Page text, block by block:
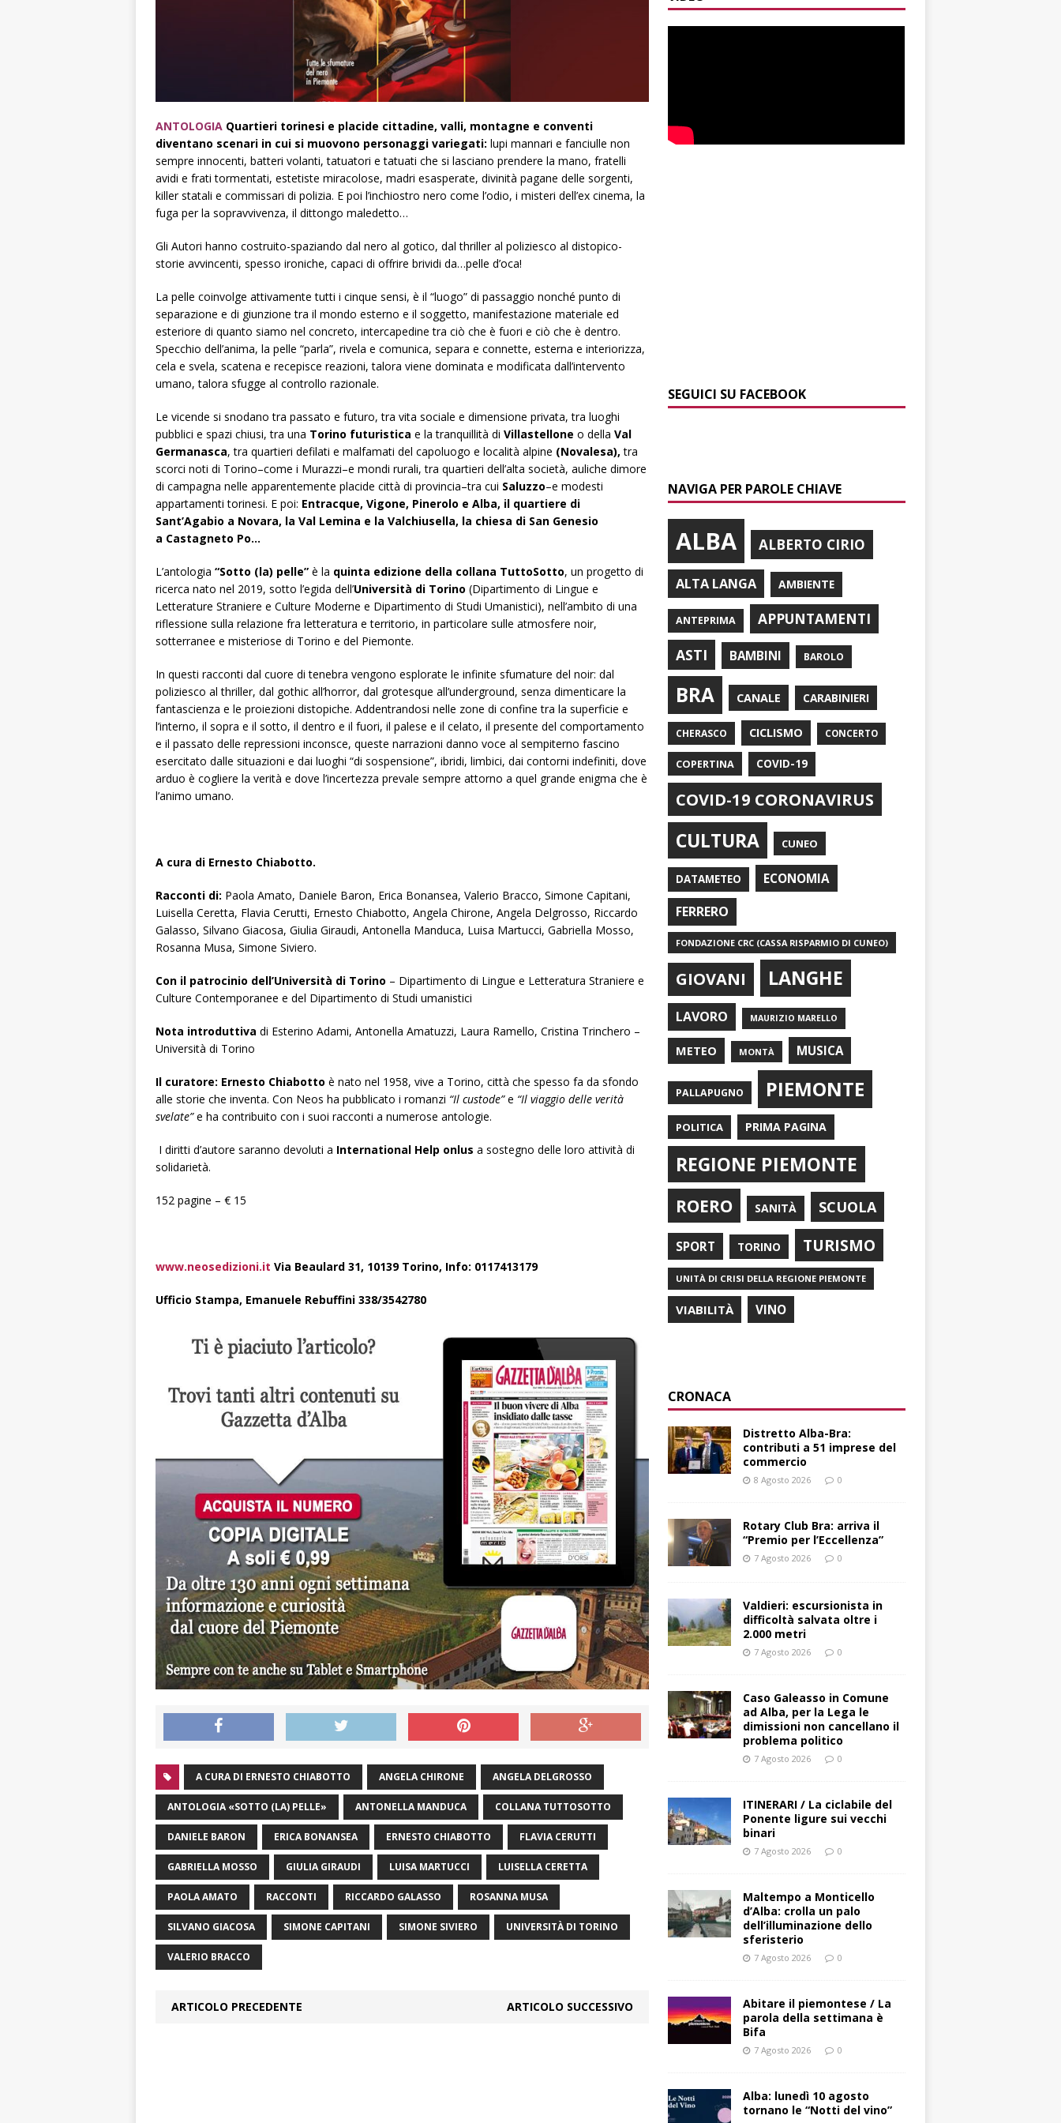
ANTOLOGIA Quartieri torinesi e placide cittadine, valli, montagne e conventi
diventano scenari in cui si muovono personaggi variegati: lupi mannari e fanciulle non
sempre innocenti, batteri volanti, tatuatori e tatuati che si lasciano prendere la mano, fratelli
avidi e frati tormentati, estetiste miracolose, madri esasperate, divinità pagane delle sorgenti,
killer statali e commissari di polizia. E poi l’inchiostro nero come l’odio, i misteri dell’ex cinema, la
fuga per la sopravvivenza, il dittongo maledetto…
Gli Autori hanno costruito-spaziando dal nero al gotico, dal thriller al poliziesco al distopico-
storie avvincenti, spesso ironiche, capaci di offrire brividi da…pelle d’oca!
La pelle coinvolge attivamente tutti i cinque sensi, è il “luogo” di passaggio nonché punto di
separazione e di giunzione tra il mondo esterno e il soggetto, manifestazione materiale ed
esteriore di quanto siamo nel concreto, intercapedine tra ciò che è fuori e ciò che è dentro.
Specchio dell’anima, la pelle “parla”, rivela e comunica, separa e connette, esterna e interiorizza,
cela e svela, scatena e recepisce reazioni, talora viene dominata e modificata dall’intervento
umano, talora sfugge al controllo razionale.
Le vicende si snodano tra passato e futuro, tra vita sociale e dimensione privata, tra luoghi
pubblici e spazi chiusi, tra una Torino futuristica e la tranquillità di Villastellone o della Val
Germanasca, tra quartieri defilati e malfamati del capoluogo e località alpine (Novalesa), tra
scorci noti di Torino–come i Murazzi–e mondi rurali, tra quartieri dell’alta società, auliche dimore
di campagna nelle apparentemente placide città di provincia–tra cui Saluzzo–e modesti
appartamenti torinesi. E poi: Entracque, Vigone, Pinerolo e Alba, il quartiere di
Sant’Agabio a Novara, la Val Lemina e la Valchiusella, la chiesa di San Genesio
a Castagneto Po…
L’antologia “Sotto (la) pelle” è la quinta edizione della collana TuttoSotto, un progetto di
ricerca nato nel 2019, sotto l’egida dell’Università di Torino (Dipartimento di Lingue e
Letterature Straniere e Culture Moderne e Dipartimento di Studi Umanistici), nell’ambito di una
riflessione sulla relazione fra letteratura e territorio, in particolare sulle atmosfere noir,
sotterranee e misteriose di Torino e del Piemonte.
In questi racconti dal cuore di tenebra vengono esplorate le infinite sfumature del noir: dal
poliziesco al thriller, dal gothic all’horror, dal grotesque all’underground, senza dimenticare la
fantascienza e le proiezioni distopiche. Addentrandosi nelle zone di confine tra la superficie e
l’interno, il sopra e il sotto, il dentro e il fuori, il palese e il celato, il presente del comportamento
e il passato delle repressioni inconsce, queste narrazioni danno voce al sempiterno fascino
esercitato dalle situazioni e dai luoghi “di sospensione”, ibridi, limbici, dai contorni indefiniti, dove
arduo è cogliere la verità e dove l’incertezza prevale sempre attorno a quel grande enigma che è
l’animo umano.
A cura di Ernesto Chiabotto.
Racconti di: Paola Amato, Daniele Baron, Erica Bonansea, Valerio Bracco, Simone Capitani,
Luisella Ceretta, Flavia Cerutti, Ernesto Chiabotto, Angela Chirone, Angela Delgrosso, Riccardo
Galasso, Silvano Giacosa, Giulia Giraudi, Antonella Manduca, Luisa Martucci, Gabriella Mosso,
Rosanna Musa, Simone Siviero.
Con il patrocinio dell’Università di Torino – Dipartimento di Lingue e Letteratura Straniere e
Culture Contemporanee e del Dipartimento di Studi umanistici
Nota introduttiva di Esterino Adami, Antonella Amatuzzi, Laura Ramello, Cristina Trinchero –
Università di Torino
Il curatore: Ernesto Chiabotto è nato nel 1958, vive a Torino, città che spesso fa da sfondo
alle storie che inventa. Con Neos ha pubblicato i romanzi “Il custode”e “Il viaggio delle verità
svelate”e ha contribuito con i suoi racconti a numerose antologie.
I diritti d’autore saranno devoluti a International Help onlus a sostegno delle loro attività di
solidarietà.
152 pagine – € 15
www.neosedizioni.it Via Beaulard 31, 10139 Torino, Info: 0117413179
Ufficio Stampa, Emanuele Rebuffini 338/3542780
A CURA DI ERNESTO CHIABOTTO ANGELA CHIRONE ANGELA DELGROSSO
ANTOLOGIA «SOTTO (LA) PELLE» ANTONELLA MANDUCA COLLANA TUTTOSOTTO
DANIELE BARON ERICA BONANSEA ERNESTO CHIABOTTO FLAVIA CERUTTI
GABRIELLA MOSSO GIULIA GIRAUDI LUISA MARTUCCI LUISELLA CERETTA
PAOLA AMATO RACCONTI RICCARDO GALASSO ROSANNA MUSA
SILVANO GIACOSA SIMONE CAPITANI SIMONE SIVIERO UNIVERSITÀ DI TORINO
VALERIO BRACCO
ARTICOLO PRECEDENTE ARTICOLO SUCCESSIVO
SEGUICI SU FACEBOOK
NAVIGA PER PAROLE CHIAVE
ALBA ALBERTO CIRIO
ALTA LANGA AMBIENTE
ANTEPRIMA
APPUNTAMENTI
ASTI
BAMBINI BAROLO
BRA CANALE CARABINIERI
CHERASCO CICLISMO CONCERTO
COPERTINA COVID-19
COVID-19 CORONAVIRUS
CULTURA CUNEO
DATAMETEO ECONOMIA
FERRERO
FONDAZIONE CRC (CASSA RISPARMIO DI CUNEO)
GIOVANI LANGHE
LAVORO MAURIZIO MARELLO
METEO MONTÀ MUSICA
PALLAPUGNO PIEMONTE
POLITICA PRIMA PAGINA
REGIONE PIEMONTE
ROERO SANITÀ SCUOLA
SPORT TORINO TURISMO
UNITÀ DI CRISI DELLA REGIONE PIEMONTE
VIABILITÀ VINO
CRONACA
Distretto Alba-Bra:
contributi a 51 imprese del
commercio
8 Agosto 2026 0
Rotary Club Bra: arriva il
“Premio per l’Eccellenza”
7 Agosto 2026 0
Valdieri: escursionista in
difficoltà salvata oltre i
2.000 metri
7 Agosto 2026 0
Caso Galeasso in Comune
ad Alba, per la Lega le
dimissioni non cancellano il
problema politico
7 Agosto 2026 0
ITINERARI / La ciclabile del
Ponente ligure sui vecchi
binari
7 Agosto 2026 0
Maltempo a Monticello
d’Alba: crolla un palo
dell’illuminazione dello
sferisterio
7 Agosto 2026 0
Abitare il piemontese / La
parola della settimana è
Bifa
7 Agosto 2026 0
Alba: lunedì 10 agosto
tornano le “Notti del vino”